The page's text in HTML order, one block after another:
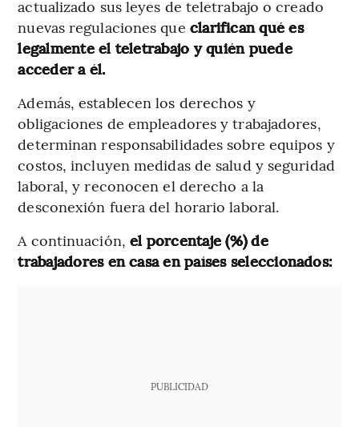
actualizado sus leyes de teletrabajo o creado
nuevas regulaciones que clarifican qué es
legalmente el teletrabajo y quién puede
acceder a él.
Además, establecen los derechos y
obligaciones de empleadores y trabajadores,
determinan responsabilidades sobre equipos y
costos, incluyen medidas de salud y seguridad
laboral, y reconocen el derecho a la
desconexión fuera del horario laboral.
A continuación, el porcentaje (%) de
trabajadores en casa en países seleccionados:
PUBLICIDAD